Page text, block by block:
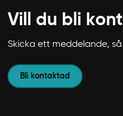
Vill du bli
Skicka ett meddelande,
Bli kontaktad